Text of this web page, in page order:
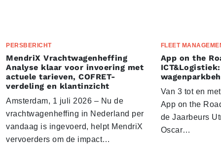
PERSBERICHT
MendriX Vrachtwagenheffing
Analyse klaar voor invoering met
actuele tarieven, COFRET-
verdeling en klantinzicht
Amsterdam, 1 juli 2026 – Nu de
vrachtwagenheffing in Nederland per
vandaag is ingevoerd, helpt MendriX
vervoerders om de impact…
FLEET
App on the
Van 3 tot en
App on the
de Jaarbeurs
Oscar…